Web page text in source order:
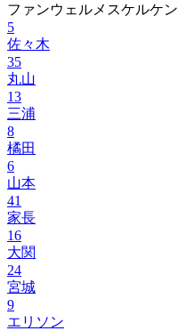
ファンウェルメスケルケン
5
佐々木
35
丸山
13
三浦
8
橘田
6
山本
41
家長
16
大関
24
宮城
9
エリソン